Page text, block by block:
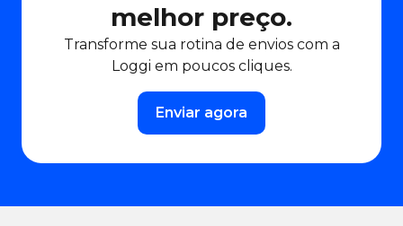
melhor preço.
Transforme sua rotina de envios com a
Loggi em poucos cliques.
Enviar agora